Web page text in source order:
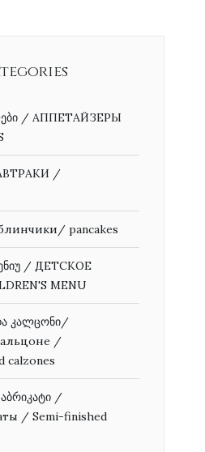
/ АППЕТАЙЗЕРЫ
/
pancakes
/ ДЕТСКОЕ
MENU
კალცონი/
/
calzones
/
/ Semi-finished